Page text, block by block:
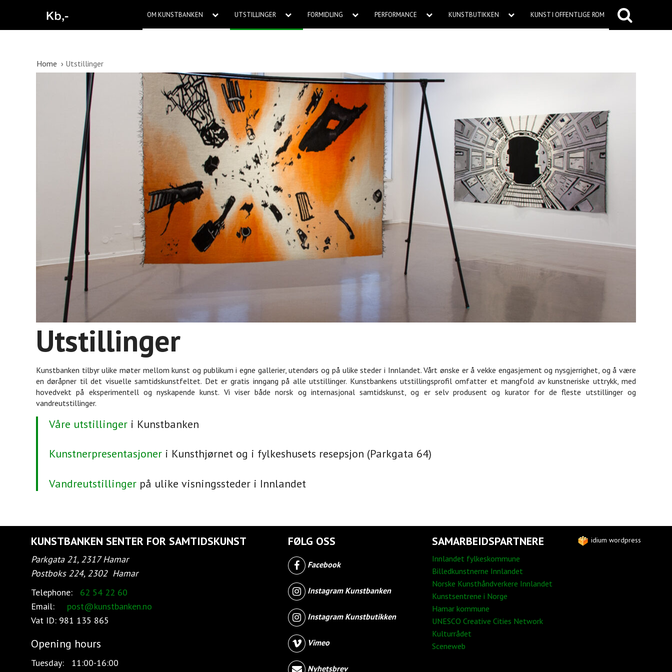
OM KUNSTBANKEN UTSTILLINGER FORMIDLING PERFORMANCE KUNSTBUTIKKEN KUNST I OFFENTLIGE ROM
Home Utstillinger
Utstillinger
Kunstbanken tilbyr ulike møter mellom kunst og publikum i egne gallerier, utendørs og på ulike steder i Innlandet. Vårt ønske er å vekke engasjement og nysgjerrighet, og å være
en døråpner til det visuelle samtidskunstfeltet. Det er gratis inngang på alle utstillinger. Kunstbankens utstillingsprofil omfatter et mangfold av kunstneriske uttrykk, med
hovedvekt på eksperimentell og nyskapende kunst. Vi viser både norsk og internasjonal samtidskunst, og er selv produsent og kurator for de fleste utstillinger og
vandreutstillinger.
Våre utstillinger i Kunstbanken
Kunstnerpresentasjoner i Kunsthjørnet og i fylkeshusets resepsjon (Parkgata 64)
Vandreutstillinger på ulike visningssteder i Innlandet
KUNSTBANKEN SENTER FOR SAMTIDSKUNST
Parkgata 21, 2317 Hamar
Postboks 224, 2302 Hamar
Telephone:
62 54 22 60
Email:
post@kunstbanken.no
Vat ID: 981 135 865
Opening hours
Tuesday: 11:00-16:00
FØLG OSS
Facebook
Instagram Kunstbanken
Instagram Kunstbutikken
Vimeo
Nyhetsbrev
SAMARBEIDSPARTNERE
Innlandet fylkeskommune
Billedkunstnerne Innlandet
Norske Kunsthåndverkere Innlandet
Kunstsentrene i Norge
Hamar kommune
UNESCO Creative Cities Network
Kulturrådet
Sceneweb
idium wordpress